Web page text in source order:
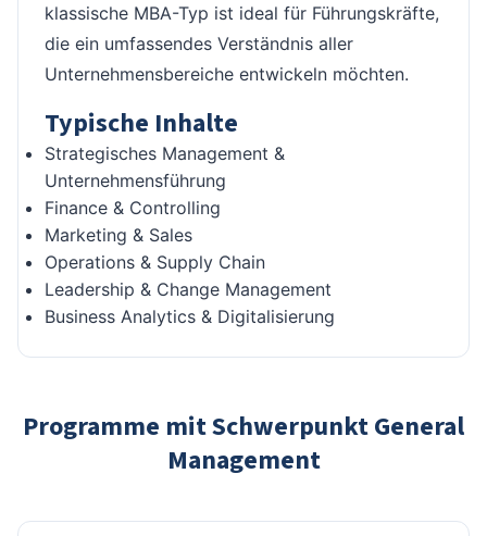
klassische MBA-Typ ist ideal für Führungskräfte,
die ein umfassendes Verständnis aller
Unternehmensbereiche entwickeln möchten.
Typische Inhalte
Strategisches Management &
Unternehmensführung
Finance & Controlling
Marketing & Sales
Operations & Supply Chain
Leadership & Change Management
Business Analytics & Digitalisierung
Programme mit Schwerpunkt General
Management